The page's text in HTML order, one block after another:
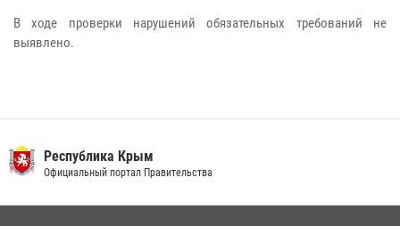
В ходе проверки нарушений обязательных требований не
выявлено.
Республика Крым
Официальный портал Правительства